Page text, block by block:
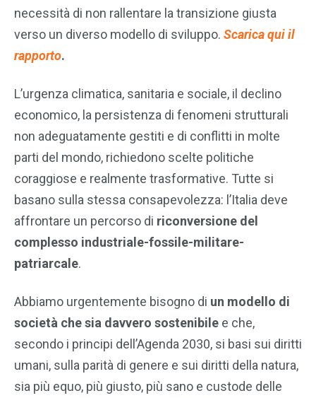
necessità di non rallentare la transizione giusta
verso un diverso modello di sviluppo. Scarica qui il
rapporto.
L’urgenza climatica, sanitaria e sociale, il declino
economico, la persistenza di fenomeni strutturali
non adeguatamente gestiti e di conflitti in molte
parti del mondo, richiedono scelte politiche
coraggiose e realmente trasformative. Tutte si
basano sulla stessa consapevolezza: l’Italia deve
affrontare un percorso di riconversione del
complesso industriale-fossile-militare-
patriarcale.
Abbiamo urgentemente bisogno di un modello di
società che sia davvero sostenibile e che,
secondo i principi dell’Agenda 2030, si basi sui diritti
umani, sulla parità di genere e sui diritti della natura,
sia più equo, più giusto, più sano e custode delle